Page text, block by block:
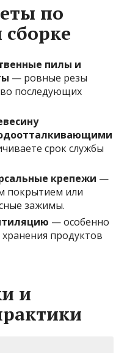
по
сборке
пилы и
— ровные резы
последующих
срок службы
крепежи —
покрытием или
зажимы.
— особенно
продуктов
и